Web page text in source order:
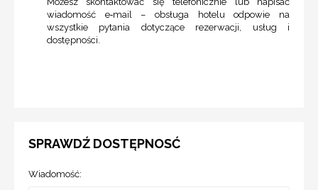
wiadomość e‑mail – obsługa hotelu odpowie na
wszystkie pytania dotyczące rezerwacji, usług i
dostępności.
SPRAWDŹ DOSTĘPNOSĆ
Wiadomość: